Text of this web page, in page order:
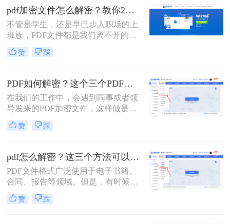
时。下面分享pdf文件加密怎么解除方
法，可以帮助你解除PDF加密文件，
一起来了解一下吧！
pdf加密文件怎么解密？教你2个PDF解密方法！
​不管是学生，还是早已步入职场的上
班族，PDF文件都是我们离不开的一
款工具，毕竟这个格式它兼容性较
广，不易编辑，安全稳定性都较好，
有时为了保证PDF的安全性，我们会
对文件进行加密操作。可大家知道pdf
加密文件怎么解密吗？今天就能大家
分享二个非常好用的方法！
赞 踩
PDF如何解密？这个三个PDF解密工具可以帮你！
在我们的工作中，会遇到同事或者领
导发来的PDF加密文件，这样做是为
了保证文件的机密性；而我们每次打
开PDF文件都需要输入密码才能进行
时，就会很麻烦。这时我们就需要对
其进行解密，以方便后续的操作，那
有什么办法能进行PDF解密呢？当然
有，今天小编就为大家推荐三个方
法，大家一起看看PDF如何解密吧！
赞 踩
pdf怎么解密？这三个方法可以试一试！
PDF文件格式广泛使用于电子书籍、
合同、报告等领域。但是，有时候我
们可能会遇到一些加密的PDF文件，
这给我们的查看和编辑带来了困扰。
赞 踩